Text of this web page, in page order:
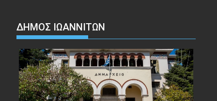
ΔΗΜΟΣ ΙΩΑΝΝΙΤΩΝ